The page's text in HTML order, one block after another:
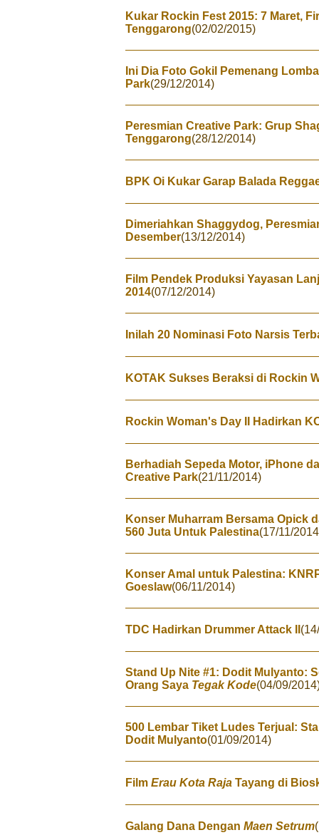
Kukar Rockin Fest 2015: 7 Maret,
Tenggarong(02/02/2015)
Ini Dia Foto Gokil Pemenang
Park(29/12/2014)
Peresmian Creative Park: Grup
Tenggarong(28/12/2014)
BPK Oi Kukar Garap Balada
Dimeriahkan Shaggydog,
Desember(13/12/2014)
Film Pendek Produksi Yayasan
2014(07/12/2014)
Inilah 20 Nominasi Foto Narsis
KOTAK Sukses Beraksi di Rockin
Rockin Woman's Day II Hadirkan
Berhadiah Sepeda Motor, iPhone
Creative Park(21/11/2014)
Konser Muharram Bersama Opick
560 Juta Untuk Palestina(17/11/
Konser Amal untuk Palestina:
Goeslaw(06/11/2014)
TDC Hadirkan Drummer Attack II
Stand Up Nite #1: Dodit Mulyanto:
Orang Saya Tegak Kode(04/09/
500 Lembar Tiket Ludes Terjual:
Dodit Mulyanto(01/09/2014)
Film Erau Kota Raja Tayang di
Galang Dana Dengan Maen Setrum